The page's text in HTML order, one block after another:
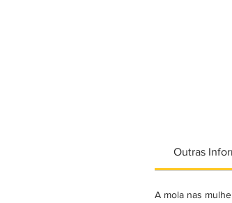
Outras
A mola nas